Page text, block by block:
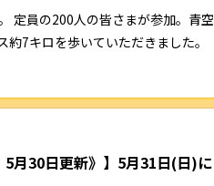
定員の200人の皆さまが参加。青空
7キロを歩いていただきました。
月30日更新》】5月31日(日)に